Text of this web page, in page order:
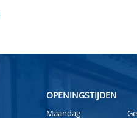
OPENINGSTIJDEN
Maandag